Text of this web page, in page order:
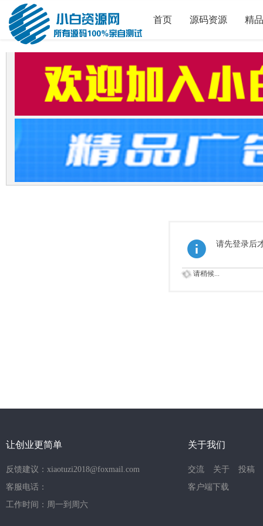
首页 源码资源 精
请先登录后
请稍候...
让创业更简单
反馈建议：xiaotuzi2018@foxmail.com
客服电话：
工作时间：周一到周六
关于我们
交流 关于
投稿
客户端下载